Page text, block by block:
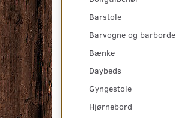
Barstole
Barvogne og barborde
Bænke
Daybeds
Gyngestole
Hjørnebord